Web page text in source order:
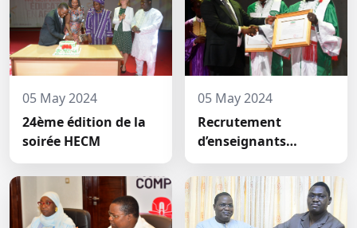
05 May 2024
24ème édition de la
soirée HECM
05 May 2024
Recrutement
d’enseignants
permanents à HECM :
deux nouveaux
jeunes docteurs ont
prêté́ serment